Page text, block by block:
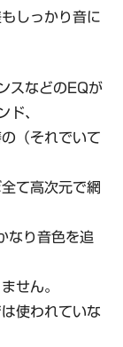
しっかり音に
などのEQが
ド、
（それでいて
て高次元で網
なり音色を追
せん。
使われていな